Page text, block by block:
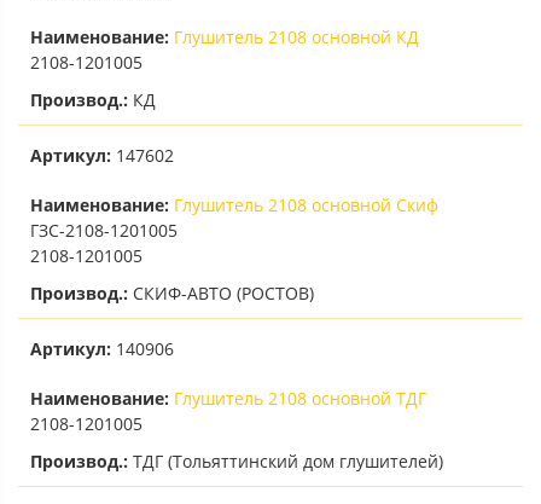
Наименование: Глушитель 2108 основной КД
2108-1201005
Производ.: КД
Артикул: 147602
Наименование: Глушитель 2108 основной Скиф
ГЗС-2108-1201005
2108-1201005
Производ.: СКИФ-АВТО (РОСТОВ)
Артикул: 140906
Наименование: Глушитель 2108 основной ТДГ
2108-1201005
Производ.: ТДГ (Тольяттинский дом глушителей)